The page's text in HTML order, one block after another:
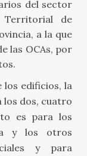
del sector
Territorial de
a la que
las OCAs, por
los edificios, la
los dos, cuatro
es para los
y los otros
y para